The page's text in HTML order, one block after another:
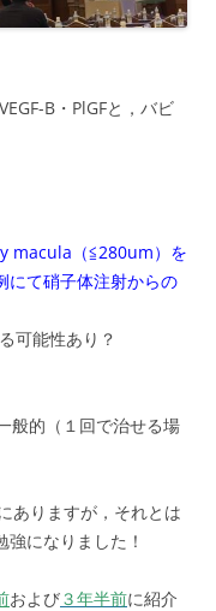
B・PlGFと，バビ
macula（≦280um）を
にて硝子体注射からの
可能性あり？
般的（１回で治せる場
ありますが，それとは
になりました！
および３年半前に紹介